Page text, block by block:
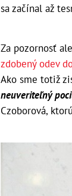
sa začínal až
Za pozornosť
zdobený odev
Ako sme totiž
neuveriteľný
Czoborová,